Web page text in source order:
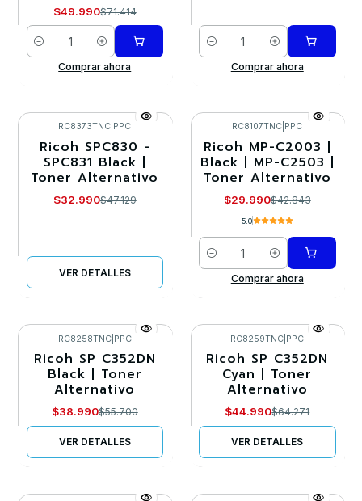
$49.990$71.414
Cantidad
Comprar ahora
Cantidad
Comprar ahora
-30%
Agotado
RC8373TNC PPC
Ricoh SPC830 -
SPC831 Black |
Toner Alternativo
$32.990$47.129
VER DETALLES
-30%
RC8107TNC PPC
Ricoh MP-C2003 |
Black | MP-C2503 |
Toner Alternativo
$29.990$42.843
5.0
Cantidad
Comprar ahora
-30%
Agotado
RC8258TNC| PPC
Ricoh SP C352DN
Black | Toner
Alternativo
$38.990$55.700
VER DETALLES
-30%
Agotado
RC8259TNC PPC
Ricoh SP C352DN
Cyan | Toner
Alternativo
$44.990$64.271
VER DETALLES